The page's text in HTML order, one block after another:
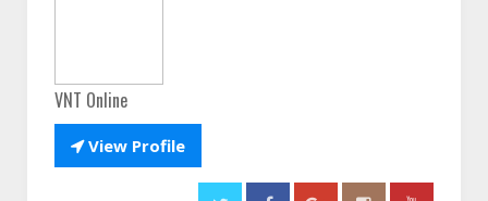
VNT Online
View Profile